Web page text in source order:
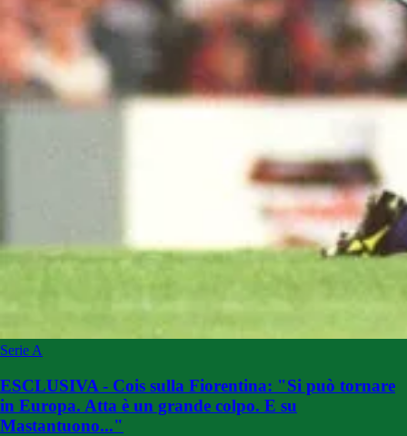
Serie A
ESCLUSIVA - Cois sulla Fiorentina: "Si può tornare
in Europa. Atta è un grande colpo. E su
Mastantuono..."